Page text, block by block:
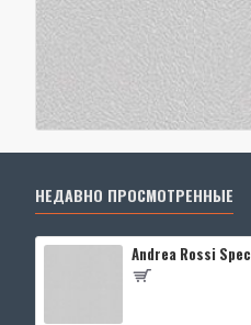
НЕДАВНО ПРОСМОТРЕННЫЕ
Andrea Rossi